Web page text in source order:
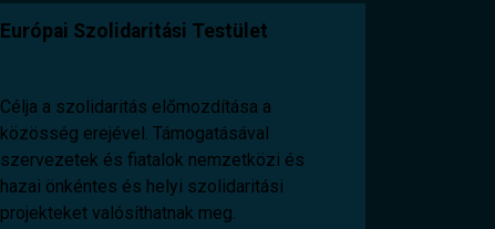
Európai Szolidaritási Testület
Célja a szolidaritás előmozdítása a
közösség erejével. Támogatásával
szervezetek és fiatalok nemzetközi és
hazai önkéntes és helyi szolidaritási
projekteket valósíthatnak meg.